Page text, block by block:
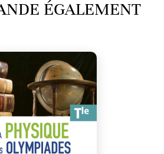
ÉGALEMENT